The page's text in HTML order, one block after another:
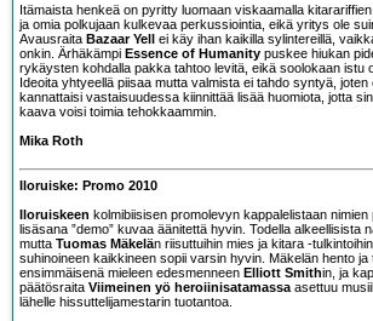
Itämaista henkeä on pyritty luomaan viskaamalla
ja omia polkujaan kulkevaa perkussiointia, eikä yritys ole
Avausraita Bazaar Yell ei käy ihan kaikilla sylintereillä,
onkin. Ärhäkämpi Essence of Humanity puskee hiukan
rykäysten kohdalla pakka tahtoo levitä, eikä soolokaan istu
Ideoita yhtyeellä piisaa mutta valmista ei tahdo syntyä,
kannattaisi vastaisuudessa kiinnittää lisää huomiota, jotta
kaava voisi toimia tehokkaammin.
Mika Roth
Iloruiske: Promo 2010
Iloruiskeen kolmibiisisen promolevyn kappalelistaan
lisäsana ”demo” kuvaa äänitettä hyvin. Todella alkeellisista
mutta Tuomas Mäkelän riisuttuihin mies ja kitara -
suhinoineen kaikkineen sopii varsin hyvin. Mäkelän hento ja
ensimmäisenä mieleen edesmenneen Elliott Smithin, ja
päätösraita Viimeinen yö heroiinisatamassa asettuu
lähelle hissuttelijamestarin tuotantoa.